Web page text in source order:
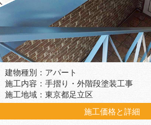
建物種別：アパート
施工内容：手摺り・外階段塗装工事
施工地域：東京都足立区
施工価格と詳細